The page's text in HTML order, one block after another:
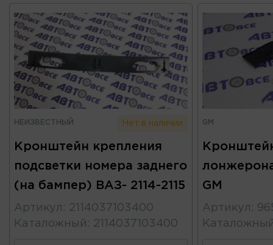
НЕИЗВЕСТНЫЙ Нет в наличии
Кронштейн крепления
подсветки номера заднего
(на бампер) ВАЗ- 2114-2115
Артикул : 2114037103400
Каталожный : 2114037103400
GM
GM
Артикул :